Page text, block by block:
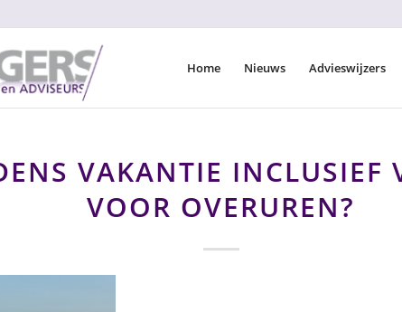
Home Nieuws Advieswijzers
VAKANTIE INCLUSIEF
VOOR OVERUREN?